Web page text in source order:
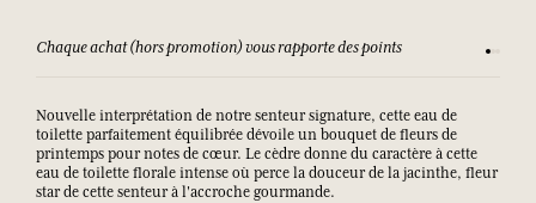
Chaque achat (hors promotion) vous rapporte des points
Nouvelle interprétation de notre senteur signature, cette eau de
toilette parfaitement équilibrée dévoile un bouquet de fleurs de
printemps pour notes de cœur. Le cèdre donne du caractère à cette
eau de toilette florale intense où perce la douceur de la jacinthe, fleur
star de cette senteur à l'accroche gourmande.